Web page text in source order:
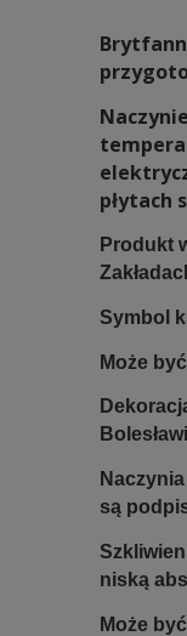
płytach
Produkt
Symbol
Może
są
niską
Może